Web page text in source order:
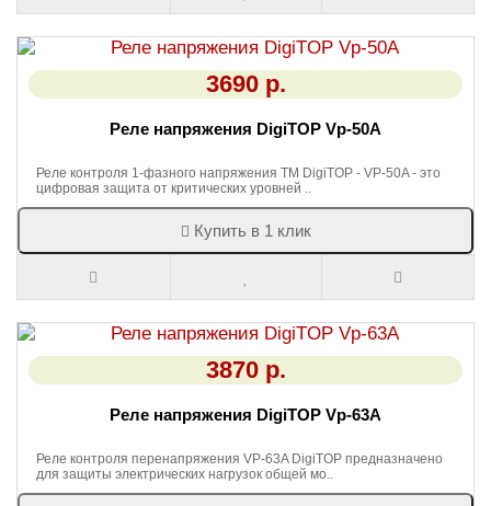
3690 р.
Реле напряжения DigiTOP Vp-50A
Реле контроля 1-фазного напряжения ТМ DigiTOP - VP-50A - это
цифровая защита от критических уровней ..
Купить в 1 клик
3870 р.
Реле напряжения DigiTOP Vp-63A
Реле контроля перенапряжения VP-63A DigiTOP предназначено
для защиты электрических нагрузок общей мо..